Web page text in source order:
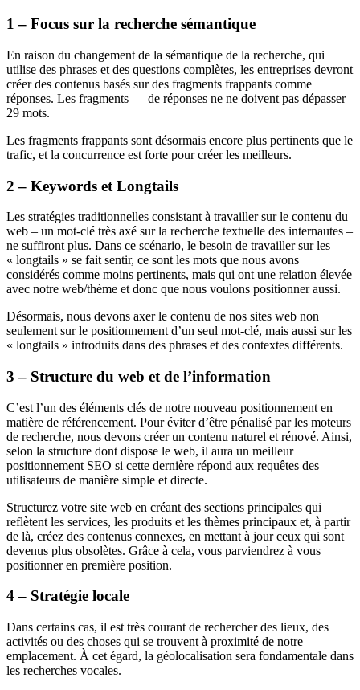
1 – Focus sur la recherche sémantique
En raison du changement de la sémantique de la recherche, qui
utilise des phrases et des questions complètes, les entreprises devront
créer des contenus basés sur des fragments frappants comme
réponses. Les fragments​ de réponses ne ne doivent pas dépasser
29 mots.
Les fragments frappants sont désormais encore plus pertinents que le
trafic, et la concurrence est forte pour créer les meilleurs.
2 – Keywords et Longtails
Les stratégies traditionnelles consistant à travailler sur le contenu du
web – un mot-clé très axé sur la recherche textuelle des internautes –
ne suffiront plus. Dans ce scénario, le besoin de travailler sur les
« longtails » se fait sentir, ce sont les mots que nous avons
considérés comme moins pertinents, mais qui ont une relation élevée
avec notre web/thème et donc que nous voulons positionner aussi.
Désormais, nous devons axer le contenu de nos sites web non
seulement sur le positionnement d’un seul mot-clé, mais aussi sur les
« longtails » introduits dans des phrases et des contextes différents.
3 – Structure du web et de l’information
C’est l’un des éléments clés de notre nouveau positionnement en
matière de référencement. Pour éviter d’être pénalisé par les moteurs
de recherche, nous devons créer un contenu naturel et rénové. Ainsi,
selon la structure dont dispose le web, il aura un meilleur
positionnement SEO si cette dernière répond aux requêtes des
utilisateurs de manière simple et directe.
Structurez votre site web en créant des sections principales qui
reflètent les services, les produits et les thèmes principaux et, à partir
de là, créez des contenus connexes, en mettant à jour ceux qui sont
devenus plus obsolètes. Grâce à cela, vous parviendrez à vous
positionner en première position.
4 – Stratégie locale
Dans certains cas, il est très courant de rechercher des lieux, des
activités ou des choses qui se trouvent à proximité de notre
emplacement. À cet égard, la géolocalisation sera fondamentale dans
les recherches vocales.